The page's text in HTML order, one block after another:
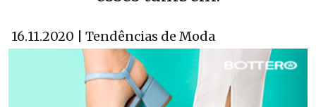
16.11.2020 | Tendências de Moda